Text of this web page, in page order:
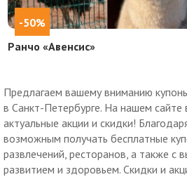
-50%
Ранчо «Авенсис»
Предлагаем вашему вниманию
в Санкт-Петербурге. На нашем сайте
актуальные акции и скидки!
возможным получать бесплатные
развлечений, ресторанов, а также с
развитием и здоровьем. Скидки и